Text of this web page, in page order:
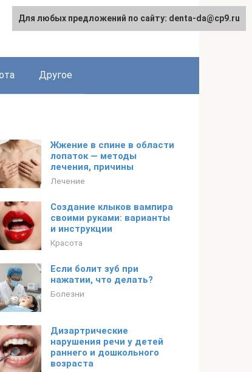
Другое
Жжение в спине в области
лопаток — методы
лечения, причины
Лечение
Создание клыков вампира
своими руками: варианты
и инструкции
Красота
Если болит зуб при
нажатии, что делать?
Болезни
Дизартрические
нарушения речи у детей
раннего и дошкольного
возраста
Для любых предложений по сайту: denta-da@cp9.ru